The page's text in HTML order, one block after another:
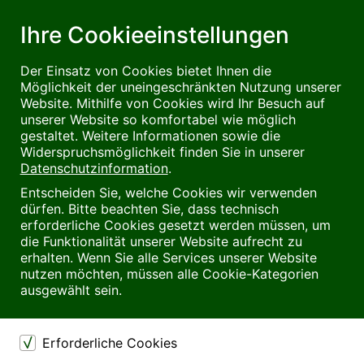
Ihre Cookieeinstellungen
Der Einsatz von Cookies bietet Ihnen die
Möglichkeit der uneingeschränkten Nutzung unserer
Website. Mithilfe von Cookies wird Ihr Besuch auf
unserer Website so komfortabel wie möglich
gestaltet. Weitere Informationen sowie die
Widerspruchsmöglichkeit finden Sie in unserer
Datenschutzinformation.
Entscheiden Sie, welche Cookies wir verwenden
dürfen. Bitte beachten Sie, dass technisch
erforderliche Cookies gesetzt werden müssen, um
die Funktionalität unserer Website aufrecht zu
erhalten. Wenn Sie alle Services unserer Website
nutzen möchten, müssen alle Cookie-Kategorien
ausgewählt sein.
Erforderliche Cookies
Benutzername